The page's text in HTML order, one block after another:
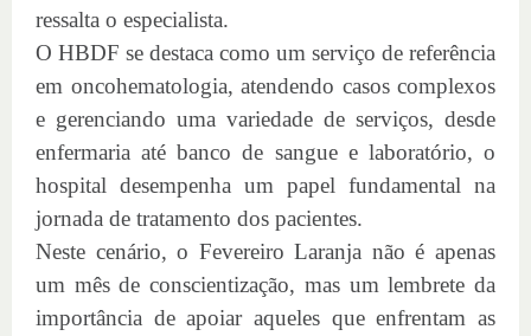
ressalta o especialista.
O HBDF se destaca como um serviço de referência
em oncohematologia, atendendo casos complexos
e gerenciando uma variedade de serviços, desde
enfermaria até banco de sangue e laboratório, o
hospital desempenha um papel fundamental na
jornada de tratamento dos pacientes.
Neste cenário, o Fevereiro Laranja não é apenas
um mês de conscientização, mas um lembrete da
importância de apoiar aqueles que enfrentam as